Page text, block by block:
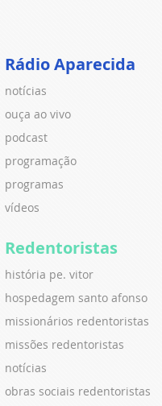
Rádio Aparecida
notícias
ouça ao vivo
podcast
programação
programas
vídeos
Redentoristas
história pe. vitor
hospedagem santo afonso
missionários redentoristas
missões redentoristas
notícias
obras sociais redentoristas